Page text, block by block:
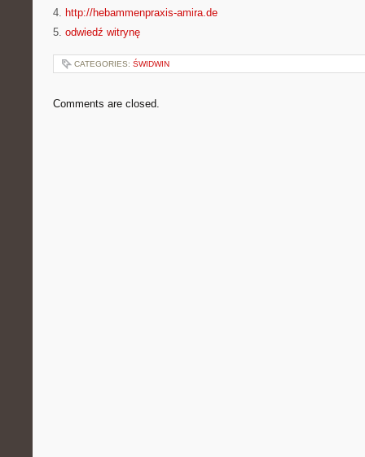
4. http://hebammenpraxis-amira.de
5. odwiedź witrynę
CATEGORIES: ŚWIDWIN
Comments are closed.